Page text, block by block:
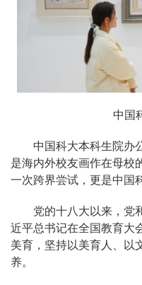
中国
中国科大本科生院办
是海内外校友画作在母校
一次跨界尝试，更是中国
党的十八大以来，党
近平总书记在全国教育大
美育，坚持以美育人、以
养。